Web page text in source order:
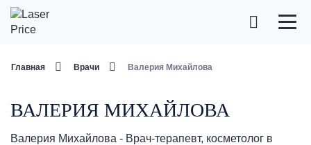
Главная Врачи Валерия Михайлова
ВАЛЕРИЯ МИХАЙЛОВА
Валерия Михайлова - Врач-терапевт, косметолог в